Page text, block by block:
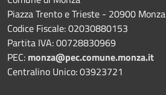
Piazza Trento e Trieste - 20900 Monza
Codice Fiscale: 02030880153
Partita IVA: 00728830969
PEC: monza@pec.comune.monza.it
Centralino Unico: 03923721